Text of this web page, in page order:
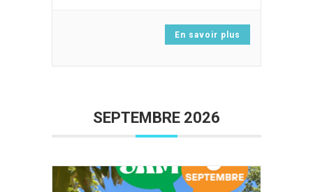
En savoir plus
SEPTEMBRE 2026